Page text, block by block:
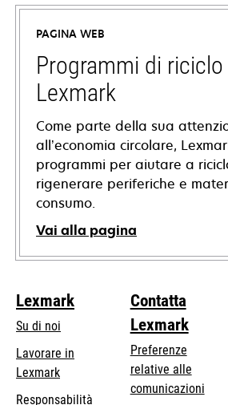
una
nuova
scheda
PAGINA WEB
Programmi di riciclo
Lexmark
Come parte della sua
all’economia circolare,
programmi per aiutare a
rigenerare periferiche e
consumo.
Vai alla pagina
Lexmark
Su di noi
Lavorare in
Lexmark
Responsabilità
Contatta
Lexmark
Preferenze
relative alle
comunicazioni